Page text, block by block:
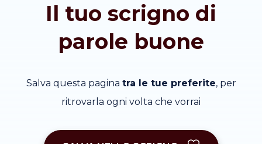
Il tuo scrigno di
parole buone
Salva questa pagina tra le tue preferite, per
ritrovarla ogni volta che vorrai